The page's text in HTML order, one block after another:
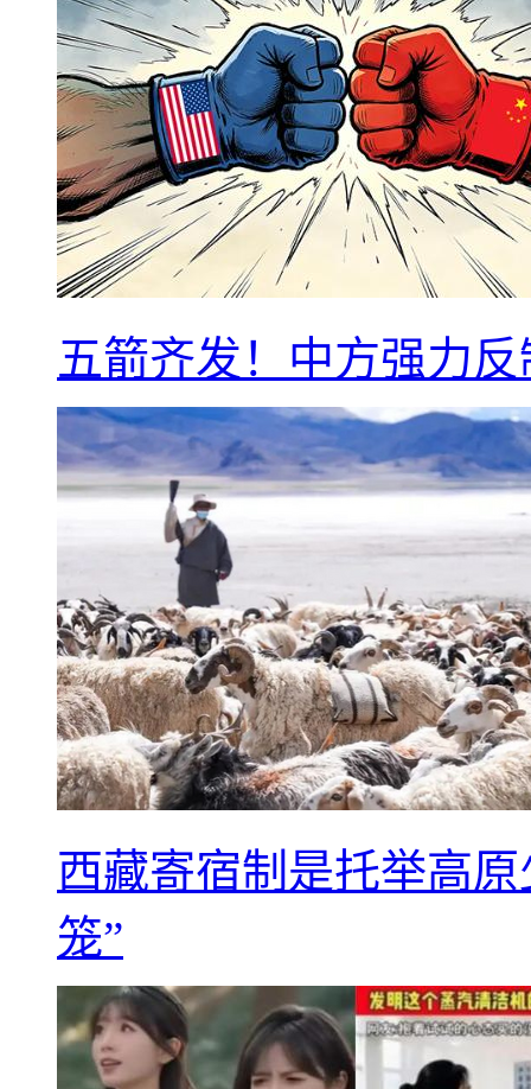
五箭齐发！中方强力
西藏寄宿制是托举高
笼”